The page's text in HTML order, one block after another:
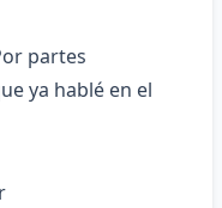
partes
ya hablé en el